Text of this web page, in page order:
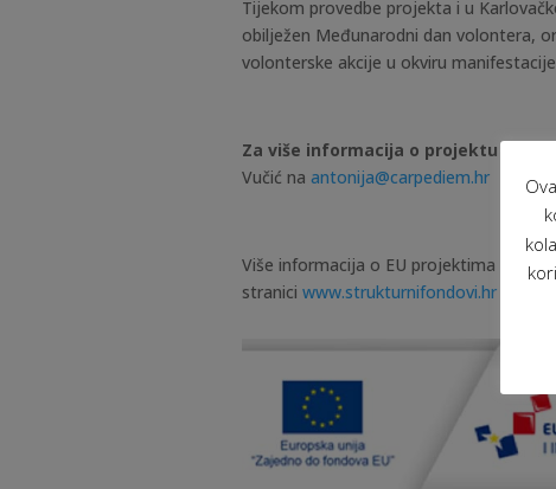
Tijekom provedbe projekta i u
obilježen Međunarodni dan volontera,
volonterske akcije u okviru
Za više informacija o projektu
Vučić naantonija@carpediem.hr
Više informacija o EU projektima
straniciwww.strukturnifondovi.hr